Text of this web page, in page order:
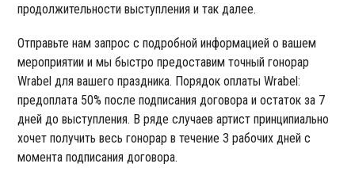
продолжительности выступления и так далее.
Отправьте нам запрос с подробной информацией о вашем
мероприятии и мы быстро предоставим точный гонорар
Wrabel для вашего праздника. Порядок оплаты Wrabel:
предоплата 50% после подписания договора и остаток за 7
дней до выступления. В ряде случаев артист принципиально
хочет получить весь гонорар в течение 3 рабочих дней с
момента подписания договора.